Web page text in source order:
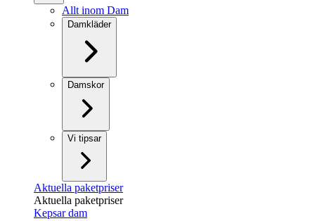
Allt inom Dam
Damkläder
Damskor
Vi tipsar
Aktuella paketpriser
Aktuella paketpriser
Kepsar dam